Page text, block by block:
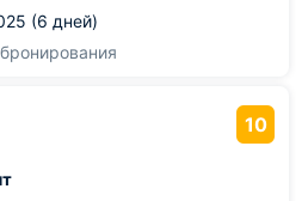
(6 дней)
10